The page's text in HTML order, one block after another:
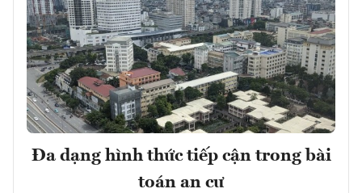
Đa dạng hình thức tiếp cận trong bài
toán an cư